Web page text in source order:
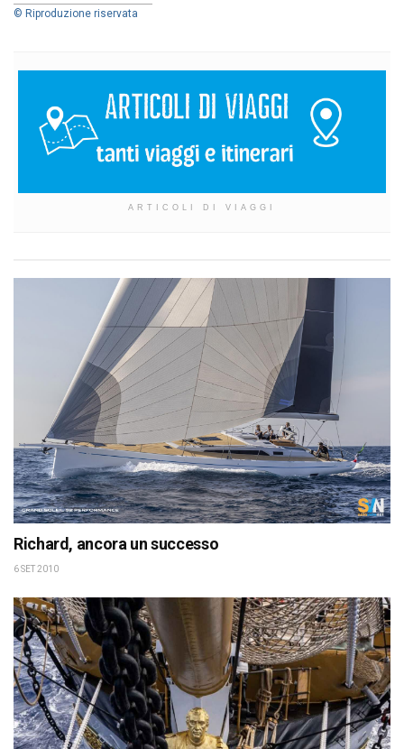
© Riproduzione riservata
ARTICOLI DI VIAGGI
Richard, ancora un successo
6 SET 2010